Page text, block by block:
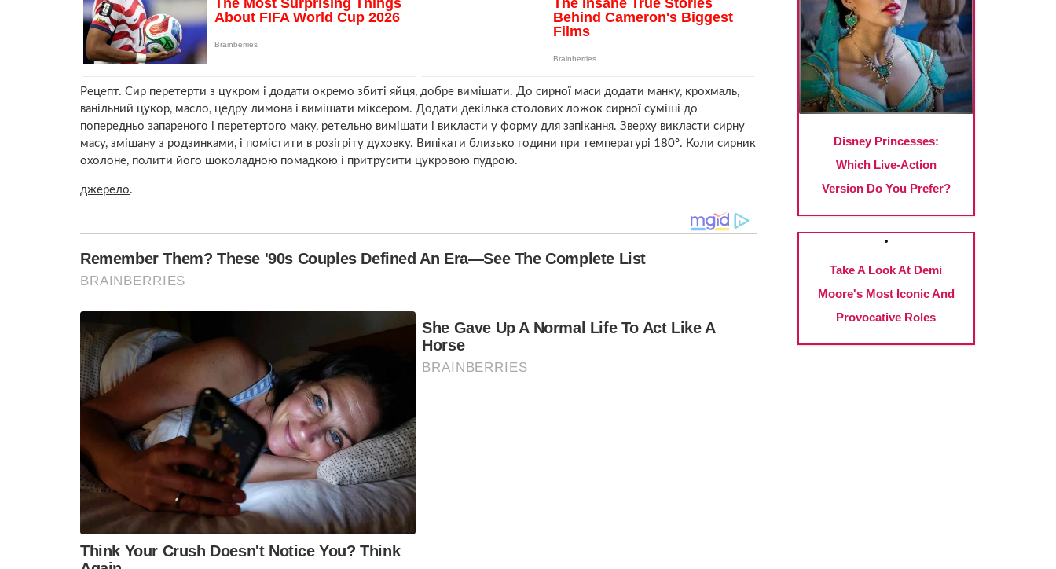
Рецепт. Сир перетерти з цукром і додати окремо збиті яйця, добре вимішати. До сирної маси додати манку, крохмаль,
ванільний цукор, масло, цедру лимона і вимішати міксером. Додати декілька столових ложок сирної суміші до
попередньо запареного і перетертого маку, ретельно вимішати і викласти у форму для запікання. Зверху викласти сирну
масу, змішану з родзинками, і помістити в розігріту духовку. Випікати близько години при температурі 180º. Коли сирник
охолоне, полити його шоколадною помадкою і притрусити цукровою пудрою.
джерело.